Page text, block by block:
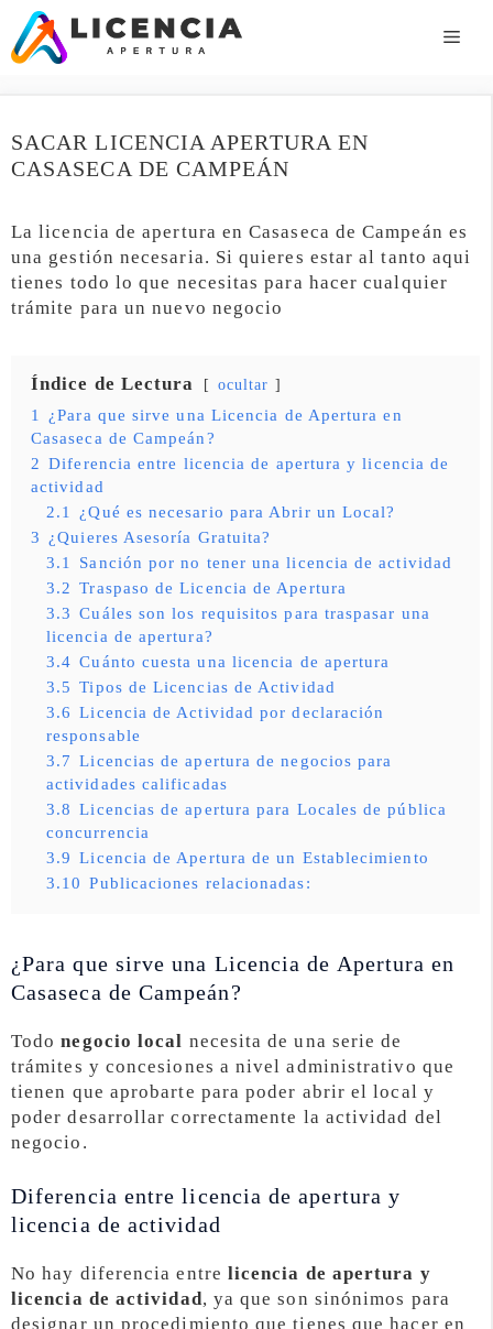
Saltar
contenido
SACAR LICENCIA APERTURA EN
CASASECA DE CAMPEÁN
La licencia de apertura en Casaseca de Campeán es
una gestión necesaria. Si quieres estar al tanto aqui
tienes todo lo que necesitas para hacer cualquier
trámite para un nuevo negocio
Índice de Lectura ocultar
1
¿Para que sirve una Licencia de Apertura en
Casaseca de Campeán?
2 Diferencia entre licencia de apertura y licencia de
actividad
2.1
¿Qué es necesario para Abrir un Local?
3 ¿Quieres Asesoría Gratuita?
3.1
Sanción por no tener una licencia de actividad
3.2 Traspaso de Licencia de Apertura
3.3 Cuáles son los requisitos para traspasar una
licencia de apertura?
3.4 Cuánto cuesta una licencia de apertura
3.5 Tipos de Licencias de Actividad
3.6 Licencia de Actividad por declaración
responsable
3.7 Licencias de apertura de negocios para
actividades calificadas
3.8 Licencias de apertura para Locales de pública
concurrencia
3.9 Licencia de Apertura de un Establecimiento
3.10 Publicaciones relacionadas:
¿Para que sirve una Licencia de Apertura en
Casaseca de Campeán?
Todonegocio local necesita de una serie de
trámites y concesiones a nivel administrativo que
tienen que aprobarte para poder abrir el local y
poder desarrollar correctamente la actividad del
negocio.
Diferencia entre licencia de apertura y
licencia de actividad
No hay diferencia entre licencia de apertura y
licencia de actividad, ya que son sinónimos para
designar un procedimiento que tienes que hacer en